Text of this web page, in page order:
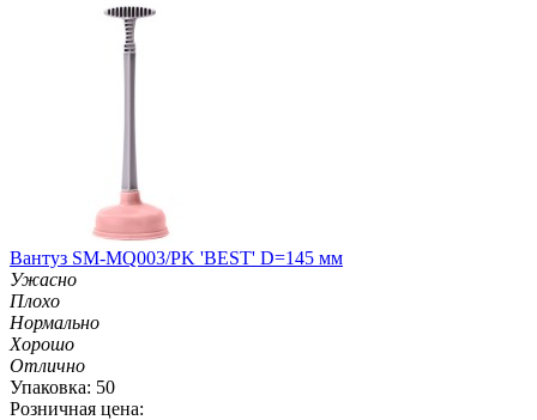
Вантуз SM-MQ003/PK 'BEST' D=145 мм
Ужасно
Плохо
Нормально
Хорошо
Отлично
Упаковка: 50
Розничная цена: